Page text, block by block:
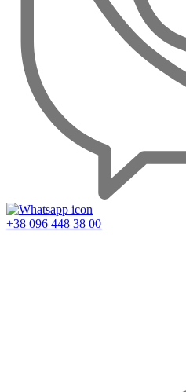
+38 096 448 38 00